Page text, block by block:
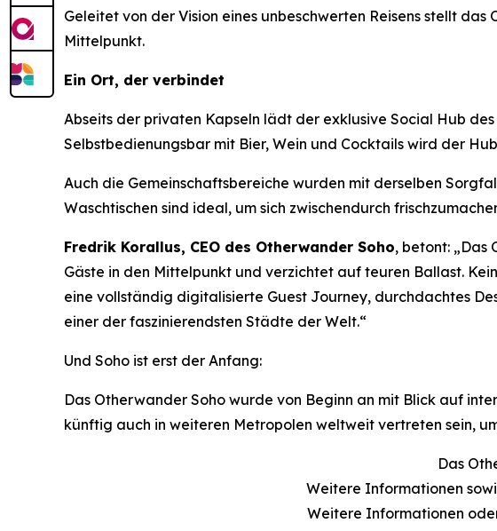
Geleitet von der Vision eines unbeschwerten Reisens stellt
Mittelpunkt.
Ein Ort, der verbindet
Abseits der privaten Kapseln lädt der exklusive Social Hub
Selbstbedienungsbar mit Bier, Wein und Cocktails wird der
Auch die Gemeinschaftsbereiche wurden mit derselben
Waschtischen sind ideal, um sich zwischendurch
Fredrik Korallus, CEO des Otherwander Soho, betont: „Das
Gäste in den Mittelpunkt und verzichtet auf teuren Ballast.
eine vollständig digitalisierte Guest Journey, durchdachtes
einer der faszinierendsten Städte der Welt.“
Und Soho ist erst der Anfang:
Das Otherwander Soho wurde von Beginn an mit Blick auf
künftig auch in weiteren Metropolen weltweit vertreten sein,
Das
Weitere Informationen
Weitere Informationen